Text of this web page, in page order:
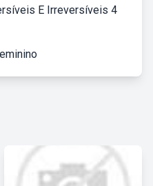
E Irreversíveis 4